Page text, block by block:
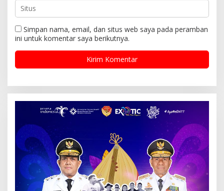
Simpan nama, email, dan situs web saya pada peramban
ini untuk komentar saya berikutnya.